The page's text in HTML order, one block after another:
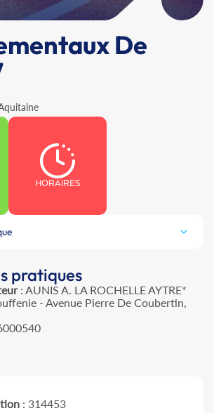
De
HORAIRES
pratiques
: AUNIS A. LA ROCHELLE AYTRE*
- Avenue Pierre De Coubertin,
: 314453